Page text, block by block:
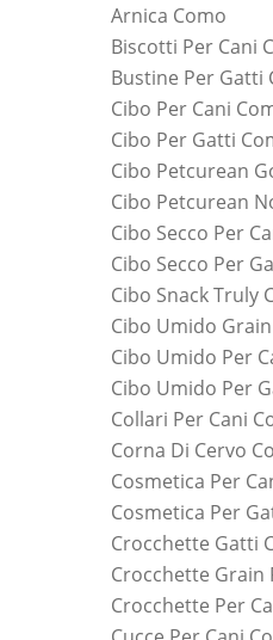
Arnica Como
Biscotti Per Cani
Bustine Per Gatti
Cibo Per Cani
Cibo Per Gatti
Cibo Petcurean
Cibo Petcurean
Cibo Secco Per
Cibo Secco Per
Cibo Snack Truly
Cibo Umido
Cibo Umido Per
Cibo Umido Per
Collari Per Cani
Corna Di Cervo
Cosmetica Per
Cosmetica Per
Crocchette Gatti
Crocchette Grain
Crocchette Per